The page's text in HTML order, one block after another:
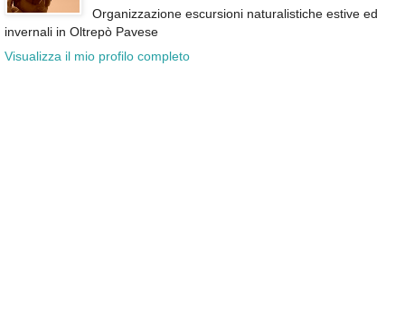
Organizzazione escursioni naturalistiche estive ed
invernali in Oltrepò Pavese
Visualizza il mio profilo completo